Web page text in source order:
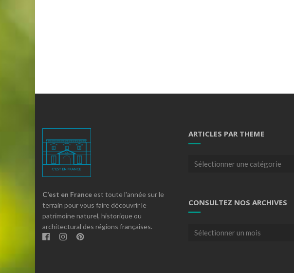
C'est en France est toute l'année sur le
terrain pour vous faire découvrir le
patrimoine naturel, historique ou
architectural des régions françaises.
ARTICLES PAR THEME
Articles
CONSULTEZ NOS ARCHIVES
Consultez